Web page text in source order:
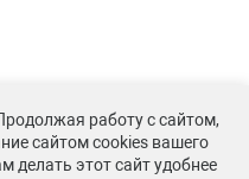
работу с сайтом,
сайтом cookies вашего
делать этот сайт удобнее